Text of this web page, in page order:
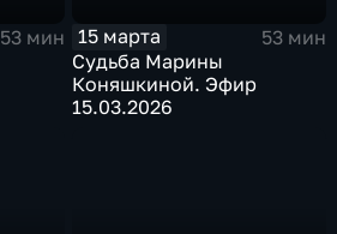
53 мин
15 марта
53 мин
Судьба Марины
Коняшкиной. Эфир
15.03.2026